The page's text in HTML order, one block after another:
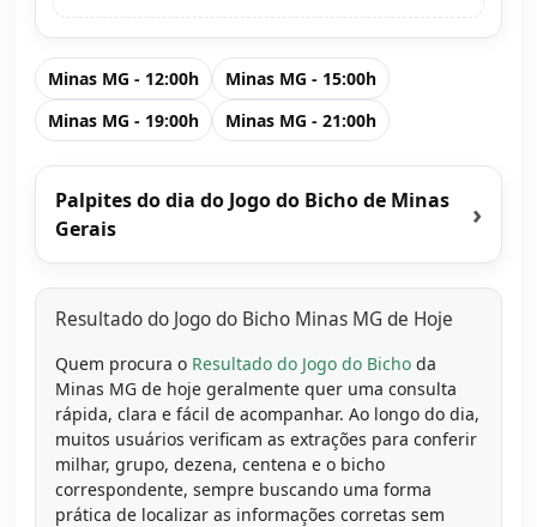
Minas MG - 12:00h
Minas MG - 15:00h
Minas MG - 19:00h
Minas MG - 21:00h
Palpites do dia do Jogo do Bicho de Minas
Gerais
›
Resultado do Jogo do Bicho Minas MG de Hoje
Quem procura o Resultado do Jogo do Bicho da
Minas MG de hoje geralmente quer uma consulta
rápida, clara e fácil de acompanhar. Ao longo do dia,
muitos usuários verificam as extrações para conferir
milhar, grupo, dezena, centena e o bicho
correspondente, sempre buscando uma forma
prática de localizar as informações corretas sem